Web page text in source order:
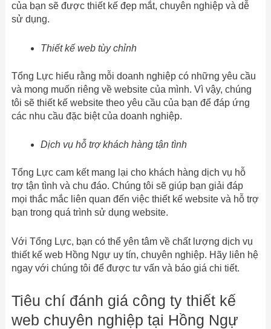
của bạn sẽ được thiết kế đẹp mắt, chuyên nghiệp và dễ
sử dụng.
Thiết kế web tùy chỉnh
Tổng Lực hiểu rằng mỗi doanh nghiệp có những yêu cầu
và mong muốn riêng về website của mình. Vì vậy, chúng
tôi sẽ thiết kế website theo yêu cầu của bạn để đáp ứng
các nhu cầu đặc biệt của doanh nghiệp.
Dịch vụ hỗ trợ khách hàng tận tình
Tổng Lực cam kết mang lại cho khách hàng dịch vụ hỗ
trợ tận tình và chu đáo. Chúng tôi sẽ giúp bạn giải đáp
mọi thắc mắc liên quan đến việc thiết kế website và hỗ trợ
bạn trong quá trình sử dụng website.
Với Tổng Lực, bạn có thể yên tâm về chất lượng dịch vụ
thiết kế web Hồng Ngự uy tín, chuyên nghiệp. Hãy liên hệ
ngay với chúng tôi để được tư vấn và báo giá chi tiết.
Tiêu chí đánh giá công ty thiết kế
web chuyên nghiệp tại Hồng Ngự